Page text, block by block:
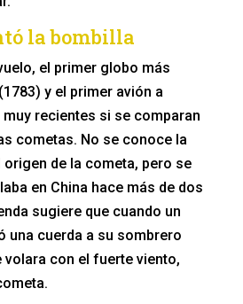
la bombilla
el primer globo más
y el primer avión a
recientes si se comparan
cometas. No se conoce la
de la cometa, pero se
en China hace más de dos
sugiere que cuando un
una cuerda a su sombrero
volara con el fuerte viento,